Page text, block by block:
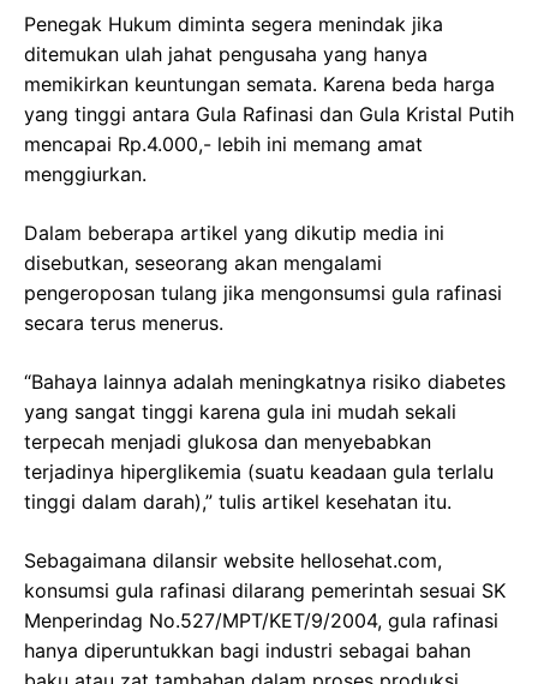
Penegak Hukum diminta segera menindak jika
ditemukan ulah jahat pengusaha yang hanya
memikirkan keuntungan semata. Karena beda harga
yang tinggi antara Gula Rafinasi dan Gula Kristal Putih
mencapai Rp.4.000,- lebih ini memang amat
menggiurkan.
Dalam beberapa artikel yang dikutip media ini
disebutkan, seseorang akan mengalami
pengeroposan tulang jika mengonsumsi gula rafinasi
secara terus menerus.
“Bahaya lainnya adalah meningkatnya risiko diabetes
yang sangat tinggi karena gula ini mudah sekali
terpecah menjadi glukosa dan menyebabkan
terjadinya hiperglikemia (suatu keadaan gula terlalu
tinggi dalam darah),” tulis artikel kesehatan itu.
Sebagaimana dilansir website hellosehat.com,
konsumsi gula rafinasi dilarang pemerintah sesuai SK
Menperindag No.527/MPT/KET/9/2004, gula rafinasi
hanya diperuntukkan bagi industri sebagai bahan